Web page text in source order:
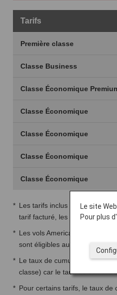
Tarifs
Première classe
Classe Business
Classe Économique
Classe Économique
Classe Économique
Classe Économique
Classe Économique
* Les tarifs inclus sont éligibles
tarif facturé, les billets ne
* Les vols American Airlines et
sont éligibles au cumul de miles.
* Le taux de cumul sera
classe) car le taux de cumul
* Pour certains tarifs, le taux de
Le site
Pour plus